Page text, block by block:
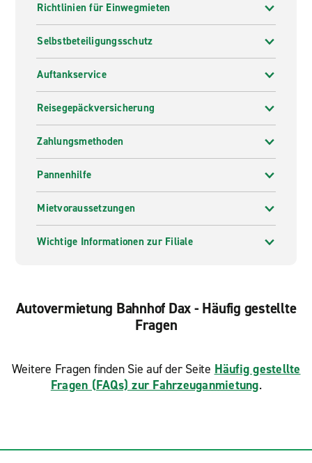
Richtlinien für Einwegmieten
Selbstbeteiligungsschutz
Auftankservice
Reisegepäckversicherung
Zahlungsmethoden
Pannenhilfe
Mietvoraussetzungen
Wichtige Informationen zur Filiale
Autovermietung Bahnhof Dax - Häufig gestellte
Fragen
Weitere Fragen finden Sie auf der Seite Häufig gestellte
Fragen (FAQs) zur Fahrzeuganmietung.